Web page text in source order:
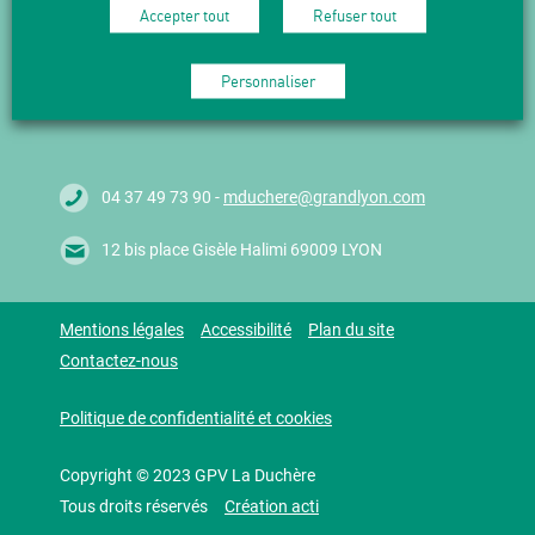
Suivez l'actualité en vous abonnant
à nos Newsletters.
M'abonner
04 37 49 73 90 - mduchere@grandlyon.com
12 bis place Gisèle Halimi 69009 LYON
Mentions légales Accessibilité
Plan du site
Contactez-nous
Politique de confidentialité et cookies
Copyright © 2023 GPV La Duchère
Tous droits réservés
Création acti
Accepter tout Refuser tout
Personnaliser